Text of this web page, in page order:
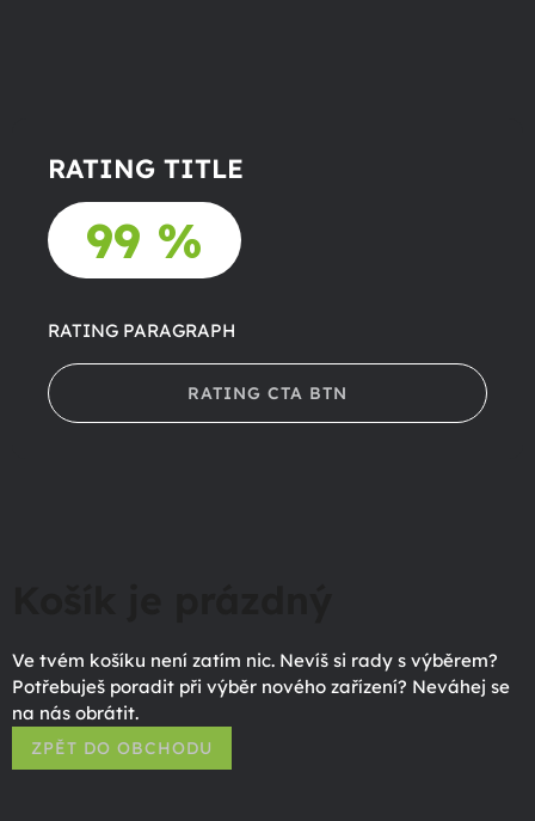
RATING TITLE
99 %
RATING PARAGRAPH
RATING CTA BTN
Ve tvém košíku není zatím nic. Nevíš si rady s výběrem?
Potřebuješ poradit při výběr nového zařízení? Neváhej se
na nás obrátit.
ZPĚT DO OBCHODU